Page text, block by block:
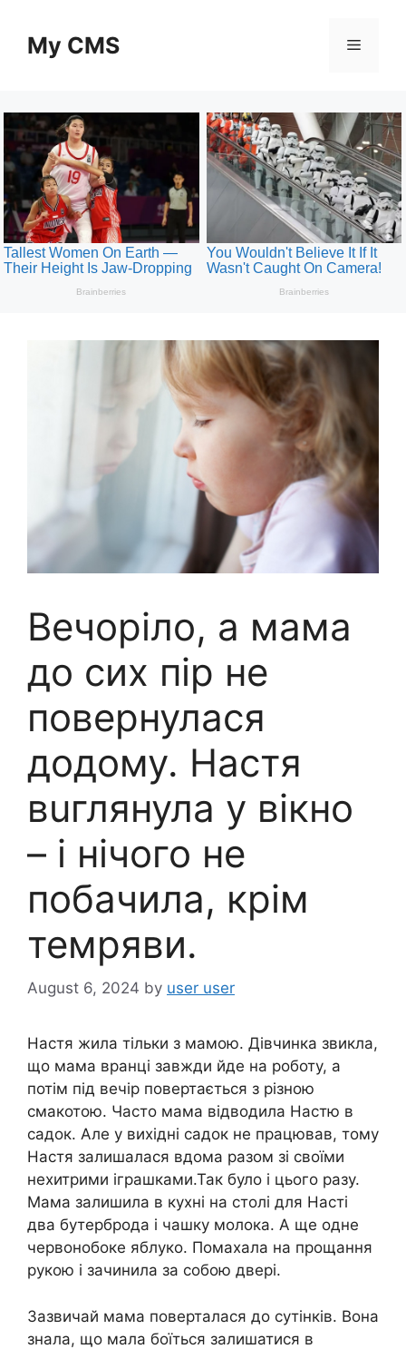
contentMy CMS Menu
Вечоріло, а мама
до сих пір не
повернулася
додому. Настя
вuглянула у вікно
– і нічого не
побачила, крім
темряви.
August 6, 2024 by user user
Настя жила тільки з мамою. Дівчинка звикла,
що мама вранці завжди йде на роботу, а
потім під вечір повертається з різною
смакотою. Часто мама відводила Настю в
садок. Але у вихідні садок не працював, тому
Настя залишалася вдома разом зі своїми
нехитрими іграшками.Так було і цього разу.
Мама залишила в кухні на столі для Насті
два бутерброда і чашку молока. А ще одне
червонобоке яблуко. Помахала на прощання
рукою і зачинила за собою двері.
Зазвичай мама поверталася до сутінків. Вона
знала, що мала боїться залишатися в